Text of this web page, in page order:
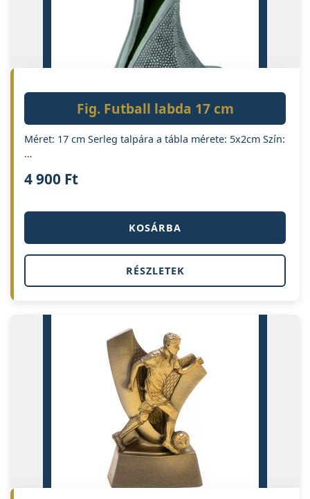
Fig. Futball labda 17 cm
Méret: 17 cm Serleg talpára a tábla mérete: 5x2cm Szín:
…
4 900 Ft
KOSÁRBA
RÉSZLETEK